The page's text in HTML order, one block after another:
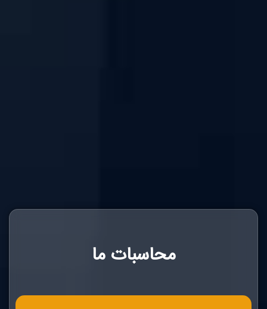
محاسبات ما